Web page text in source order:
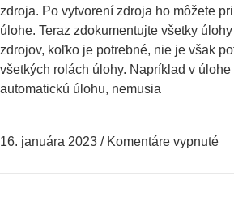
zdroja. Po vytvorení zdroja ho môžete
úlohe. Teraz zdokumentujte všetky
zdrojov, koľko je potrebné, nie je však
všetkých rolách úlohy. Napríklad v
automatickú úlohu, nemusia
16. januára 2023 / Komentáre vypnuté